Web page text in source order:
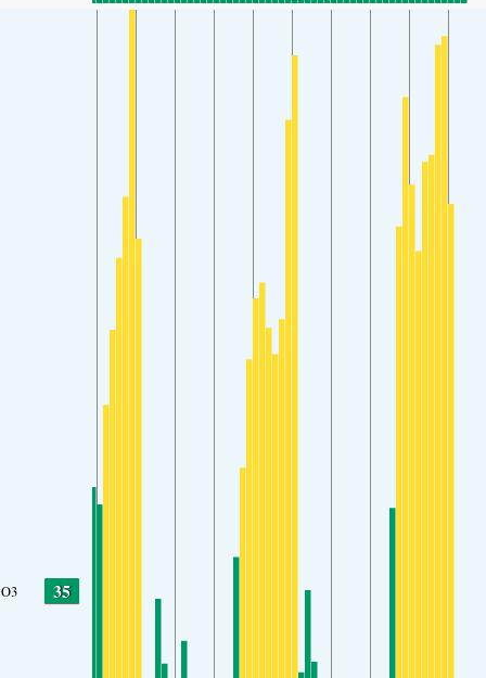
O3 35